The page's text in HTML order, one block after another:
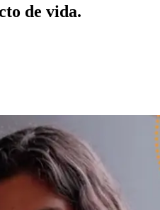
de vida.